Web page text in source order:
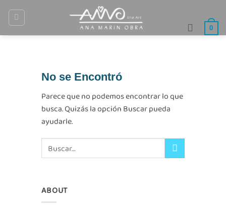
0
No se Encontró
Parece que no podemos encontrar lo que
busca. Quizás la opción Buscar pueda
ayudarle.
ABOUT